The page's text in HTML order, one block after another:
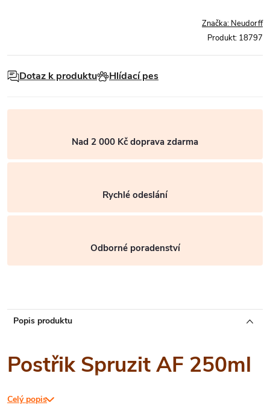
Značka: Neudorff
Produkt: 18797
Dotaz k produktu Hlídací pes
Nad 2 000 Kč doprava zdarma
Rychlé odeslání
Odborné poradenství
Popis produktu
Postřik Spruzit AF 250ml
Jedná se insekticid ve formě roztoku připraveného k
Celý popis